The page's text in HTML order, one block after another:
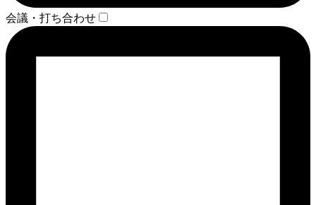
会議・打ち合わせ